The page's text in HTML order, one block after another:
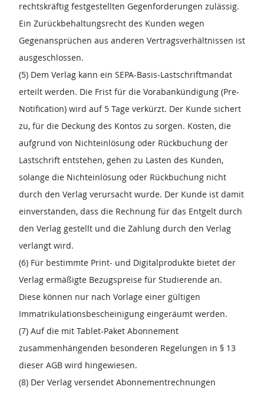
rechtskräftig festgestellten Gegenforderungen zulässig.
Ein Zurückbehaltungsrecht des Kunden wegen
Gegenansprüchen aus anderen Vertragsverhältnissen ist
ausgeschlossen.
(5) Dem Verlag kann ein SEPA-Basis-Lastschriftmandat
erteilt werden. Die Frist für die Vorabankündigung (Pre-
Notification) wird auf 5 Tage verkürzt. Der Kunde sichert
zu, für die Deckung des Kontos zu sorgen. Kosten, die
aufgrund von Nichteinlösung oder Rückbuchung der
Lastschrift entstehen, gehen zu Lasten des Kunden,
solange die Nichteinlösung oder Rückbuchung nicht
durch den Verlag verursacht wurde. Der Kunde ist damit
einverstanden, dass die Rechnung für das Entgelt durch
den Verlag gestellt und die Zahlung durch den Verlag
verlangt wird.
(6) Für bestimmte Print- und Digitalprodukte bietet der
Verlag ermäßigte Bezugspreise für Studierende an.
Diese können nur nach Vorlage einer gültigen
Immatrikulationsbescheinigung eingeräumt werden.
(7) Auf die mit Tablet-Paket Abonnement
zusammenhängenden besonderen Regelungen in § 13
dieser AGB wird hingewiesen.
(8) Der Verlag versendet Abonnementrechnungen